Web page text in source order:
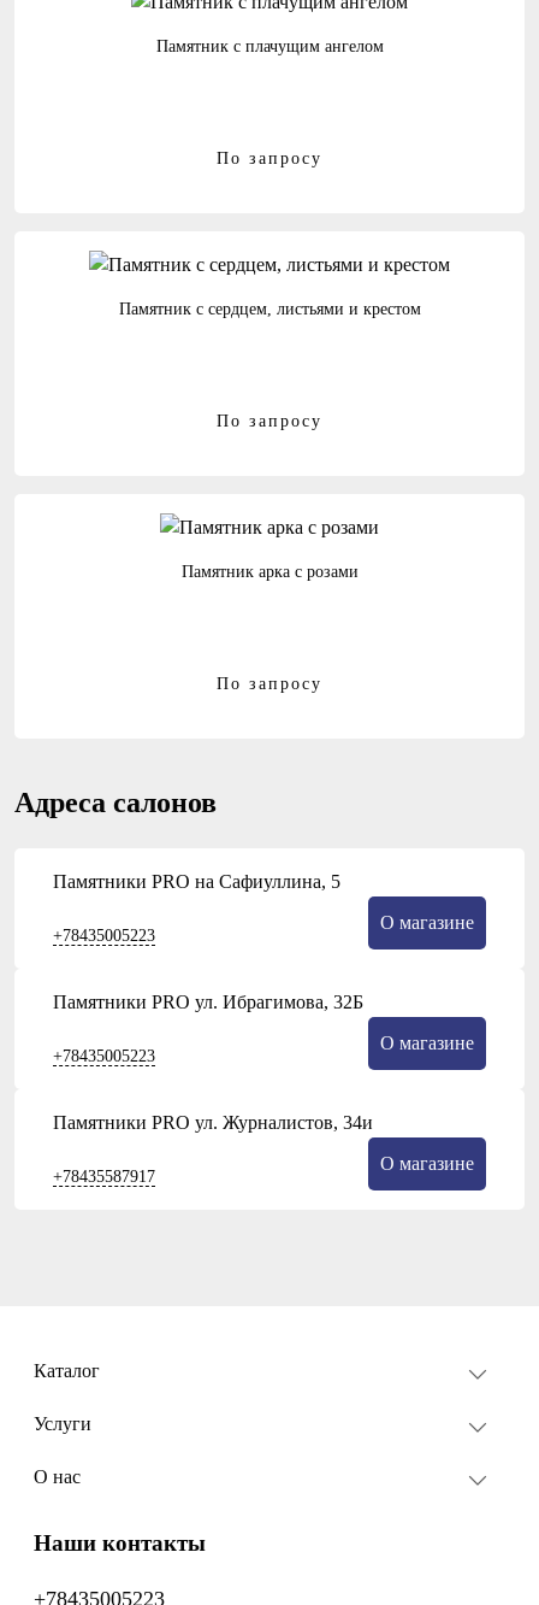
Памятник с плачущим ангелом
По запросу
Памятник с сердцем, листьями и крестом
По запросу
Памятник арка с розами
По запросу
Адреса салонов
Памятники PRO на Сафиуллина, 5
+78435005223
О магазине
Памятники PRO ул. Ибрагимова, 32Б
+78435005223
О магазине
Памятники PRO ул. Журналистов, 34и
+78435587917
О магазине
Каталог
Услуги
О нас
Наши контакты
+78435005223